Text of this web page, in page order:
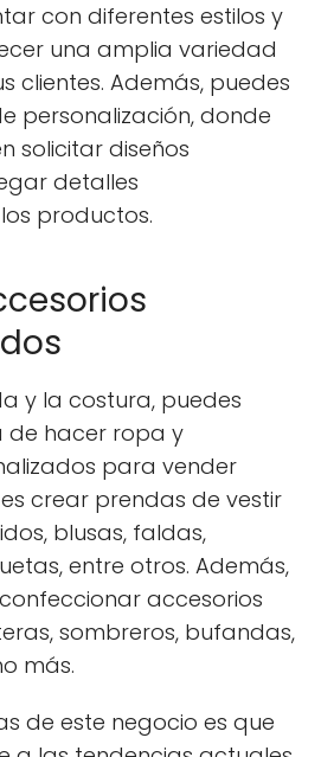
con diferentes estilos y
una amplia variedad
clientes. Además, puedes
personalización, donde
solicitar diseños
detalles
productos.
y la costura, puedes
de hacer ropa y
para vender
crear prendas de vestir
blusas, faldas,
entre otros. Además,
accesorios
sombreros, bufandas,
más.
de este negocio es que